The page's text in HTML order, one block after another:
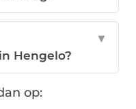
Hengelo?
▼
op: